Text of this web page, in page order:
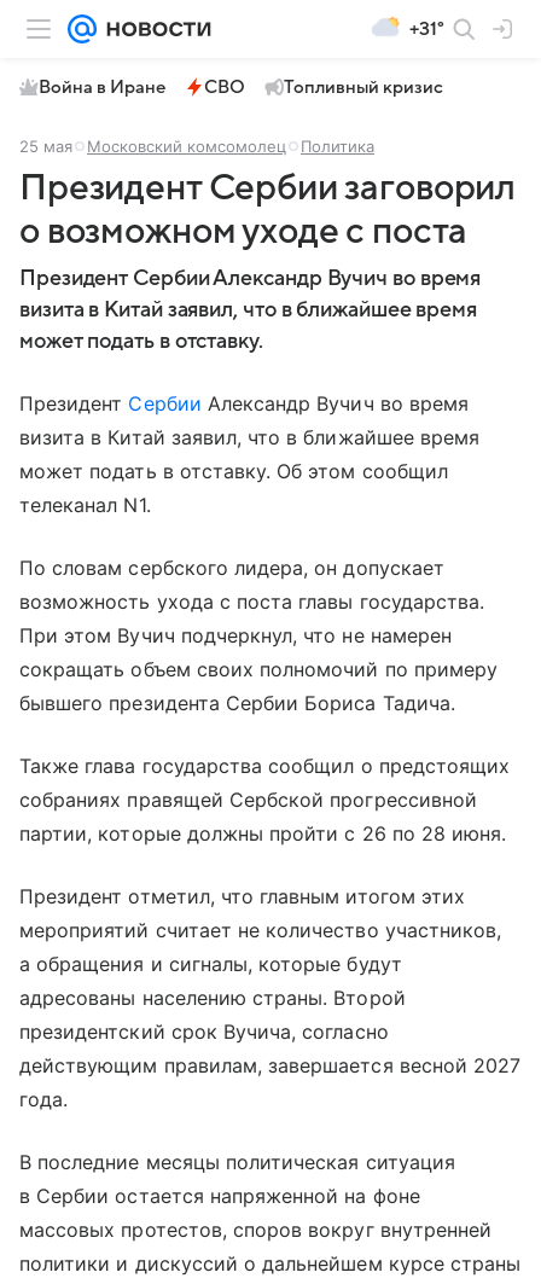
+31°
Война в Иране СВО Топливный кризис
25 мая Московский комсомолец Политика
Президент Сербии заговорил
о возможном уходе с поста
Президент Сербии Александр Вучич во время
визита в Китай заявил, что в ближайшее время
может подать в отставку.
Президент Сербии Александр Вучич во время
визита в Китай заявил, что в ближайшее время
может подать в отставку. Об этом сообщил
телеканал N1.
По словам сербского лидера, он допускает
возможность ухода с поста главы государства.
При этом Вучич подчеркнул, что не намерен
сокращать объем своих полномочий по примеру
бывшего президента Сербии Бориса Тадича.
Также глава государства сообщил о предстоящих
собраниях правящей Сербской прогрессивной
партии, которые должны пройти с 26 по 28 июня.
Президент отметил, что главным итогом этих
мероприятий считает не количество участников,
а обращения и сигналы, которые будут
адресованы населению страны. Второй
президентский срок Вучича, согласно
действующим правилам, завершается весной 2027
года.
В последние месяцы политическая ситуация
в Сербии остается напряженной на фоне
массовых протестов, споров вокруг внутренней
политики и дискуссий о дальнейшем курсе страны